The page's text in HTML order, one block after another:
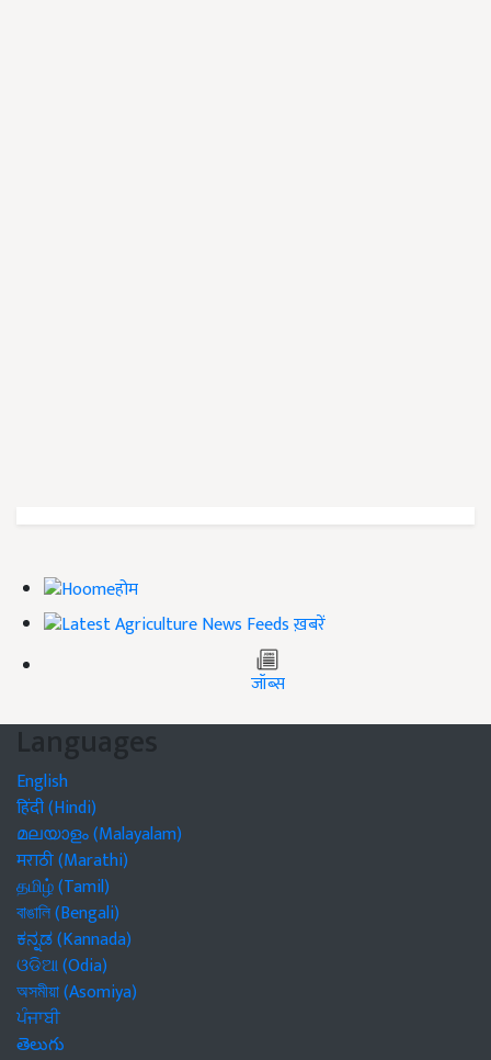
होम
ख़बरें
जॉब्स
Languages
English
हिंदी (Hindi)
മലയാളം (Malayalam)
मराठी (Marathi)
தமிழ் (Tamil)
বাঙালি (Bengali)
ಕನ್ನಡ (Kannada)
ଓଡିଆ (Odia)
অসমীয়া (Asomiya)
ਪੰਜਾਬੀ
తెలుగు